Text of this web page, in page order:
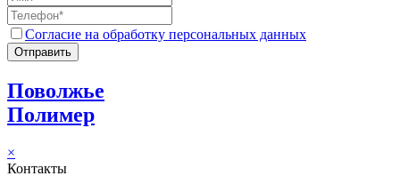
Согласие на обработку персональных данных
Отправить
Поволжье
Полимер
×
Контакты